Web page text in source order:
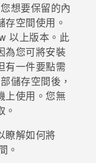
想要保留的內
空間使用。
以上版本。此
為您可將安裝
有一件要點需
儲存空間後，
上使用。您無
瞭解如何將
。